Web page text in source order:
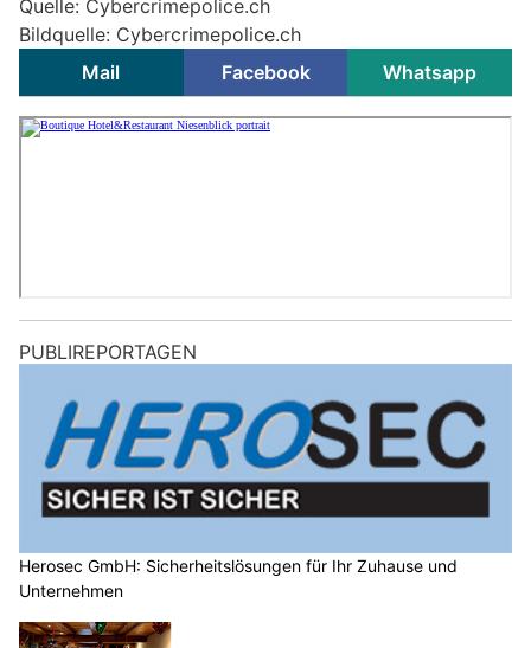
Quelle: Cybercrimepolice.ch
Bildquelle: Cybercrimepolice.ch
Mail
Facebook Whatsapp
PUBLIREPORTAGEN
Herosec GmbH: Sicherheitslösungen für Ihr Zuhause und
Unternehmen